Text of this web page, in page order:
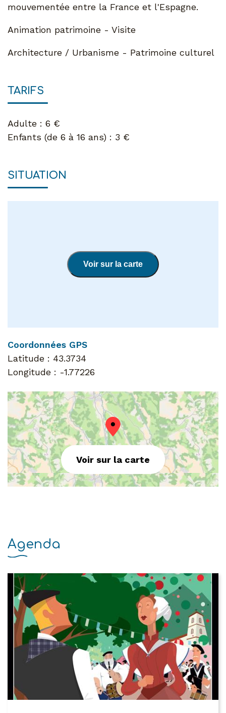
mouvementée entre la France et l'Espagne.
Animation patrimoine - Visite
Architecture / Urbanisme - Patrimoine culturel
TARIFS
Adulte : 6 €
Enfants (de 6 à 16 ans) : 3 €
SITUATION
Voir sur la carte
Coordonnées GPS
Latitude : 43.3734
Longitude : -1.77226
Voir sur la carte
Agenda